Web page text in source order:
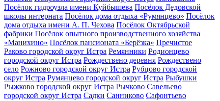
Посёлок гидроузла имени Куйбышева Посёлок Дедовской
школы интерната Посёлок дома отдыха «Румянцево» Посёлок
дома отдыха имени А. П. Чехова Посёлок Октябрьской
фабрики Посёлок опытного производственного хозяйства
«Манихино» Посёлок пансионата «Берёзка» Пречистое
Раково городской округ Истра Ремянники Родионцево
городской округ Истра Рождествено деревня Рождествено
село Рожново городской округ Истра Рубцово городской
округ Истра Румянцево городской округ Истра Рыбушки
Рыжково городской округ Истра Рычково Савельево
городской округ Истра Садки Санниково Сафонтьево